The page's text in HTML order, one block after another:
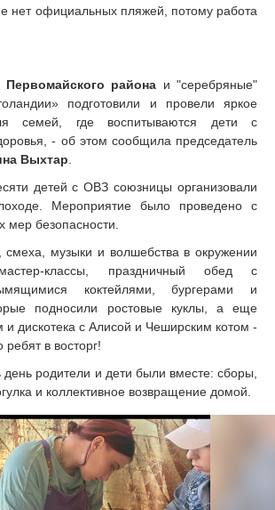
нет официальных пляжей, потому работа
района и "серебряные"
подготовили и провели яркое
семей, где воспитываются дети с
- об этом сообщила председатель
Выхтар.
детей с ОВЗ союзницы организовали
Мероприятие было проведено с
мер безопасности.
смеха, музыки и волшебства в окружении
классы, праздничный обед с
коктейлями, бургерами и
подносили ростовые куклы, а еще
и дискотека с Алисой и Чеширским котом -
ребят в восторг!
день родители и дети были вместе: сборы,
и коллективное возвращение домой.